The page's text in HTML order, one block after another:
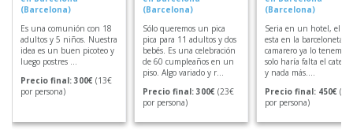
(Barcelona)
Es una comunión con 18
adultos y 5 niños. Nuestra
idea es un buen picoteo y
luego postres ...
Precio final: 300€ (13€
por persona)
(Barcelona)
Sólo queremos un pica
pica para 11 adultos y dos
bebés. Es una celebración
de 60 cumpleaños en un
piso. Algo variado y r...
Precio final: 300€ (23€
por persona)
(Barcelona)
Seria en un hotel, el
esta en la barceloneta,
camarero ya lo tenemos
solo haría falta el
y nada más....
Precio final: 450€
por persona)